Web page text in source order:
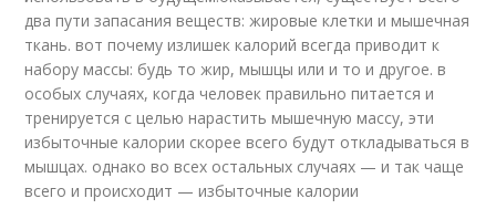
два пути запасания веществ: жировые клетки и мышечная
ткань. вот почему излишек калорий всегда приводит к
набору массы: будь то жир, мышцы или и то и другое. в
особых случаях, когда человек правильно питается и
тренируется с целью нарастить мышечную массу, эти
избыточные калории скорее всего будут откладываться в
мышцах. однако во всех остальных случаях — и так чаще
всего и происходит — избыточные калории